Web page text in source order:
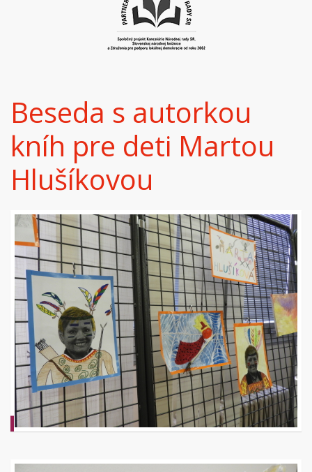
Beseda s autorkou
kníh pre deti Martou
Hlušíkovou